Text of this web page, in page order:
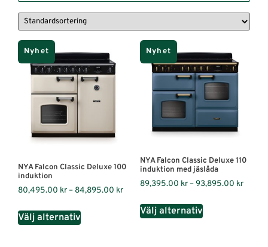
Nyhet
NYA Falcon Classic Deluxe 100
induktion
80,495.00 kr– 84,895.00 kr
Välj alternativ
Nyhet
NYA Falcon Classic Deluxe 110
induktion med jäslåda
89,395.00 kr–93,895.00 kr
Välj alternativ